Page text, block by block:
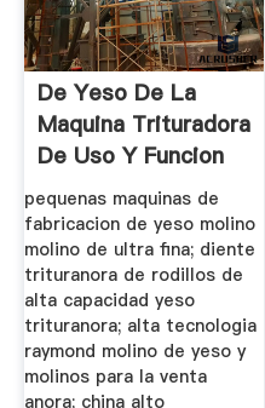
De Yeso De La
Maquina Trituradora
De Uso Y Funcion
pequenas maquinas de
fabricacion de yeso molino
molino de ultra fina; diente
trituranora de rodillos de
alta capacidad yeso
trituranora; alta tecnologia
raymond molino de yeso y
molinos para la venta
anora; china alto